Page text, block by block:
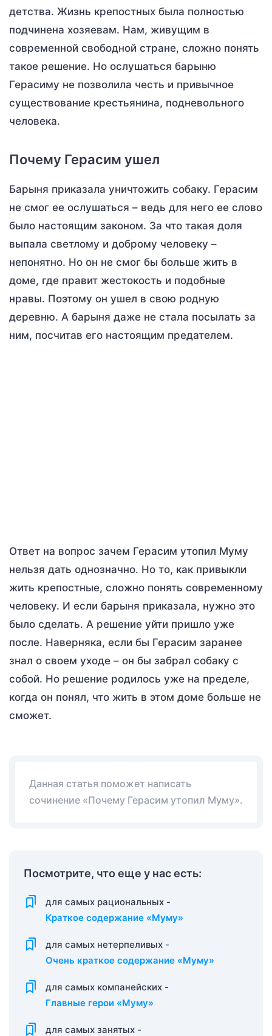
детства. Жизнь крепостных была полностью
подчинена хозяевам. Нам, живущим в
современной свободной стране, сложно понять
такое решение. Но ослушаться барыню
Герасиму не позволила честь и привычное
существование крестьянина, подневольного
человека.
Почему Герасим ушел
Барыня приказала уничтожить собаку. Герасим
не смог ее ослушаться – ведь для него ее слово
было настоящим законом. За что такая доля
выпала светлому и доброму человеку –
непонятно. Но он не смог бы больше жить в
доме, где правит жестокость и подобные
нравы. Поэтому он ушел в свою родную
деревню. А барыня даже не стала посылать за
ним, посчитав его настоящим предателем.
Ответ на вопрос зачем Герасим утопил Муму
нельзя дать однозначно. Но то, как привыкли
жить крепостные, сложно понять современному
человеку. И если барыня приказала, нужно это
было сделать. А решение уйти пришло уже
после. Наверняка, если бы Герасим заранее
знал о своем уходе – он бы забрал собаку с
собой. Но решение родилось уже на пределе,
когда он понял, что жить в этом доме больше не
сможет.
Данная статья поможет написать
сочинение «Почему Герасим утопил Муму».
Посмотрите, что еще у нас есть:
для самых рациональных -
Краткое содержание «Муму»
для самых нетерпеливых -
Очень краткое содержание «Муму»
для самых компанейских -
Главные герои «Муму»
для самых занятых -